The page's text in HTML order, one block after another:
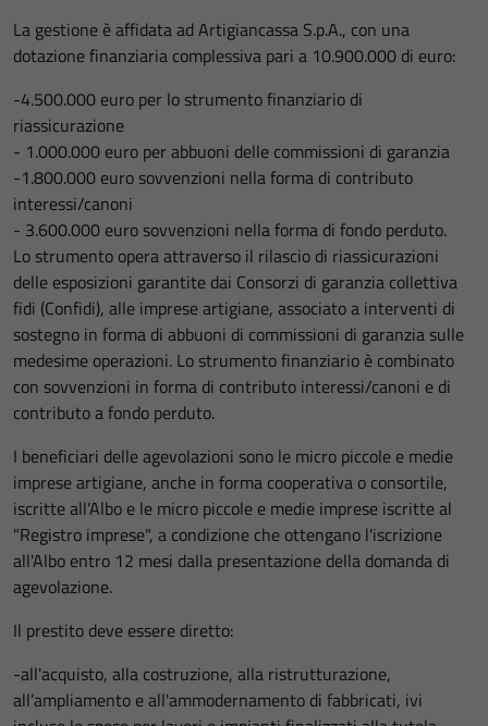
La gestione è affidata ad Artigiancassa S.p.A., con una
dotazione finanziaria complessiva pari a 10.900.000 di euro:
-4.500.000 euro per lo strumento finanziario di
riassicurazione
- 1.000.000 euro per abbuoni delle commissioni di garanzia
-1.800.000 euro sovvenzioni nella forma di contributo
interessi/canoni
- 3.600.000 euro sovvenzioni nella forma di fondo perduto.
Lo strumento opera attraverso il rilascio di riassicurazioni
delle esposizioni garantite dai Consorzi di garanzia collettiva
fidi (Confidi), alle imprese artigiane, associato a interventi di
sostegno in forma di abbuoni di commissioni di garanzia sulle
medesime operazioni. Lo strumento finanziario è combinato
con sovvenzioni in forma di contributo interessi/canoni e di
contributo a fondo perduto.
I beneficiari delle agevolazioni sono le micro piccole e medie
imprese artigiane, anche in forma cooperativa o consortile,
iscritte all’Albo e le micro piccole e medie imprese iscritte al
"Registro imprese", a condizione che ottengano l'iscrizione
all'Albo entro 12 mesi dalla presentazione della domanda di
agevolazione.
Il prestito deve essere diretto:
-all'acquisto, alla costruzione, alla ristrutturazione,
all’ampliamento e all'ammodernamento di fabbricati, ivi